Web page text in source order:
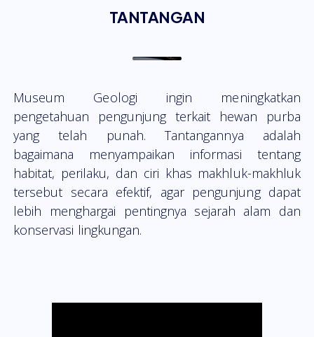
TANTANGAN
Museum Geologi ingin meningkatkan
pengetahuan pengunjung terkait hewan purba
yang telah punah. Tantangannya adalah
bagaimana menyampaikan informasi tentang
habitat, perilaku, dan ciri khas makhluk-makhluk
tersebut secara efektif, agar pengunjung dapat
lebih menghargai pentingnya sejarah alam dan
konservasi lingkungan.